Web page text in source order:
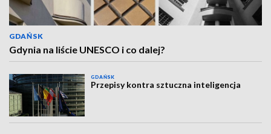
GDAŃSK
Gdynia na liście UNESCO i co dalej?
GDAŃSK
Przepisy kontra sztuczna inteligencja